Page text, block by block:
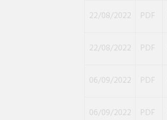
22/08/2022 PDF
22/08/2022 PDF
06/09/2022 PDF
06/09/2022 PDF